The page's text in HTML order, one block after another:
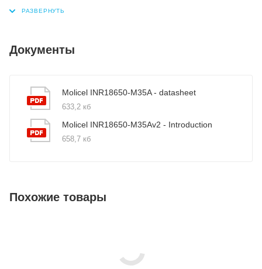
Документы
Molicel INR18650-M35A - datasheet
633,2 кб
Molicel INR18650-M35Av2 - Introduction
658,7 кб
Похожие товары